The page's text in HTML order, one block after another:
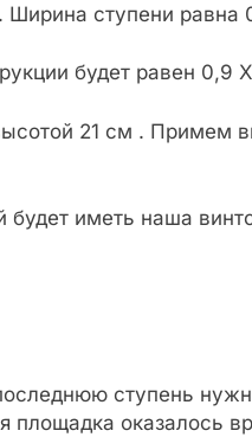
Ширина ступени равна
будет равен 0,9
21 см . Примем
иметь наша
ступень
площадка оказалось